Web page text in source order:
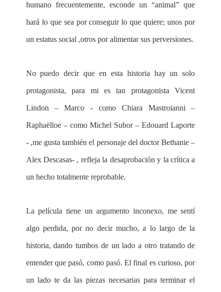
humano frecuentemente, esconde un “animal” que
hará lo que sea por conseguir lo que quiere; unos por
un estatus social ,otros por alimentar sus perversiones.
No puedo decir que en esta historia hay un solo
protagonista, para mi es tan protagonista Vicent
Lindon – Marco - como Chiara Mastroianni –
Raphaëlloe – como Michel Subor – Edouard Laporte
- ,me gusta también el personaje del doctor Bethanie –
Alex Descasas- , refleja la desaprobación y la crítica a
un hecho totalmente reprobable.
La película tiene un argumento inconexo, me sentí
algo perdida, por no decir mucho, a lo largo de la
historia, dando tumbos de un lado a otro tratando de
entender que pasó, como pasó. El final es curioso, por
un lado te da las piezas necesarias para terminar el